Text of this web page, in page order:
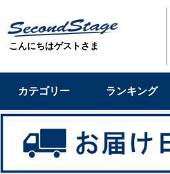
こんにちはゲストさま
カテゴリー ランキング